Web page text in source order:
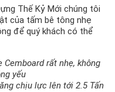
Thế Kỷ Mới chúng tôi
của tấm bê tông nhẹ
để quý khách có thể
rất nhẹ, không
yếu
chịu lực lên tới 2.5 Tấn